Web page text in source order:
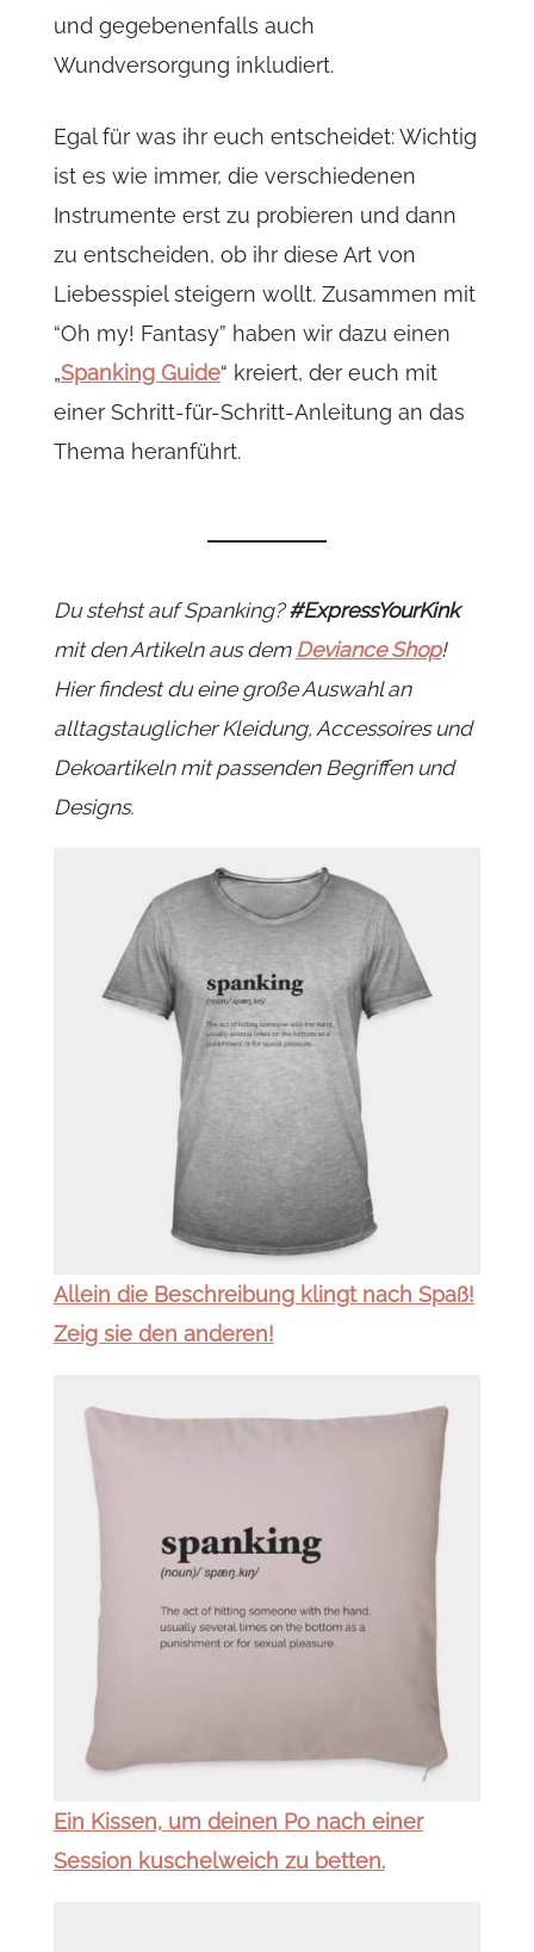
und gegebenenfalls auch
Wundversorgung inkludiert.
Egal für was ihr euch entscheidet: Wichtig
ist es wie immer, die verschiedenen
Instrumente erst zu probieren und dann
zu entscheiden, ob ihr diese Art von
Liebesspiel steigern wollt. Zusammen mit
“Oh my! Fantasy” haben wir dazu einen
„Spanking Guide“ kreiert, der euch mit
einer Schritt-für-Schritt-Anleitung an das
Thema heranführt.
Du stehst auf Spanking?#ExpressYourKink
mit den Artikeln aus demDeviance Shop!
Hier findest du eine große Auswahl an
alltagstauglicher Kleidung, Accessoires und
Dekoartikeln mit passenden Begriffen und
Designs.
Allein die Beschreibung klingt nach Spaß!
Zeig sie den anderen!
Ein Kissen, um deinen Po nach einer
Session kuschelweich zu betten.